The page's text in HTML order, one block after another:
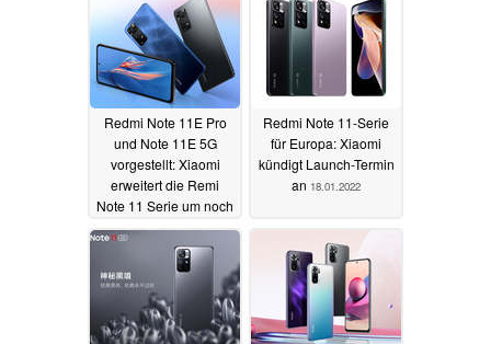
Redmi Note 11E Pro
und Note 11E 5G
vorgestellt: Xiaomi
erweitert die Remi
Note 11 Serie um noch
zwei Modelle01.03.2022
Redmi Note 11-Serie
für Europa: Xiaomi
kündigt Launch-Termin
an 18.01.2022